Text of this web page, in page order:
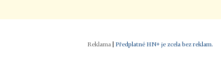
| Předplatné HN+ je zcela bez reklam.